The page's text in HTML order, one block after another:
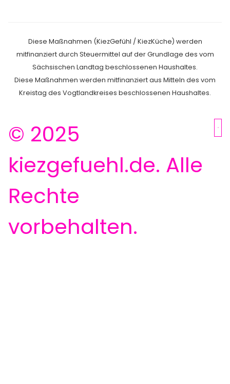
Diese Maßnahmen (KiezGefühl / KiezKüche) werden
mitfinanziert durch Steuermittel auf der Grundlage des vom
Sächsischen Landtag beschlossenen Haushaltes.
Diese Maßnahmen werden mitfinanziert aus Mitteln des vom
Kreistag des Vogtlandkreises beschlossenen Haus­haltes.
© 2025
kiezgefuehl.de. Alle
Rechte
vorbehalten.